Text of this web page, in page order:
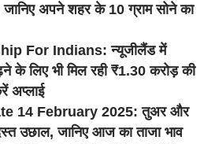
जानिए अपने शहर के 10 ग्राम सोने का
For Indians: न्यूजीलैंड में
के लिए भी मिल रही ₹1.30 करोड़ की
अप्लाई
14 February 2025: तुअर और
उछाल, जानिए आज का ताजा भाव